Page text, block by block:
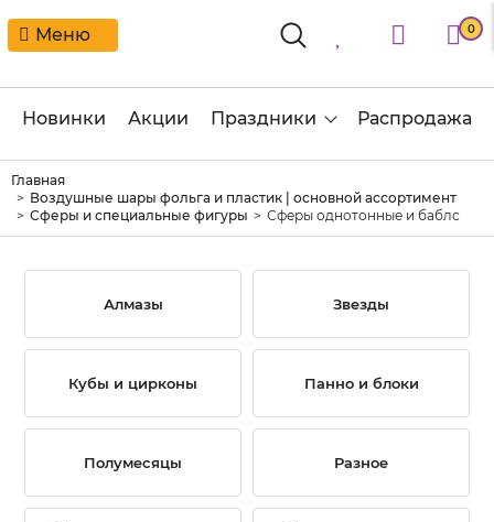
Меню 0
Новинки Акции Праздники Распродажа
Главная
Воздушные шары фольга и пластик | основной ассортимент
Сферы и специальные фигуры
Сферы однотонные и баблс
Алмазы Звезды
Кубы и цирконы Панно и блоки
Полумесяцы Разное